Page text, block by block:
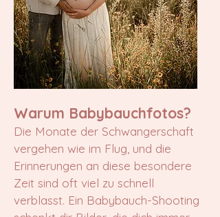
Warum Babybauchfotos?
Die Monate der Schwangerschaft
vergehen wie im Flug, und die
Erinnerungen an diese besondere
Zeit sind oft viel zu schnell
verblasst. Ein Babybauch-Shooting